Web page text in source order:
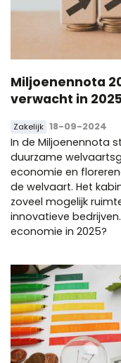
Miljoenennota
verwacht in 2025
Zakelijk 18-09-2024
In de Miljoenennota
duurzame
economie en
de welvaart. Het
zoveel mogelijk
innovatieve
economie in 2025?